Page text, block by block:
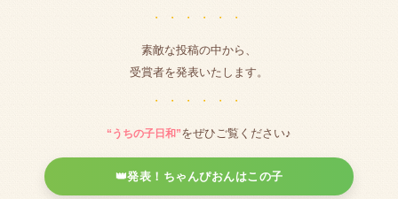
・・・・・・
素敵な投稿の中から、
受賞者を発表いたします。
・・・・・・
“うちの子日和”をぜひご覧ください♪
👑発表！ちゃんぴおんはこの子